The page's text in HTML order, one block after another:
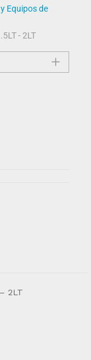
Equipos de
- 2LT
2LT